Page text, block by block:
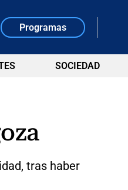
Programas
SOCIEDAD
tras haber